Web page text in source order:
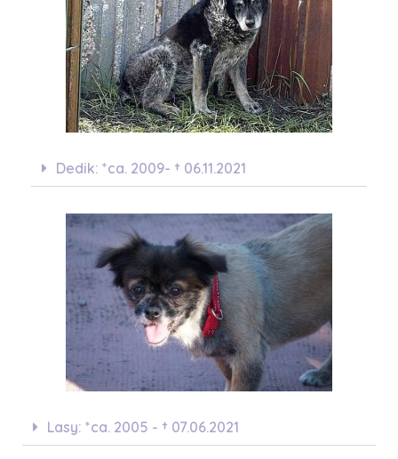
Dedik: *ca. 2009- † 06.11.2021
Lasy: *ca. 2005 - † 07.06.2021